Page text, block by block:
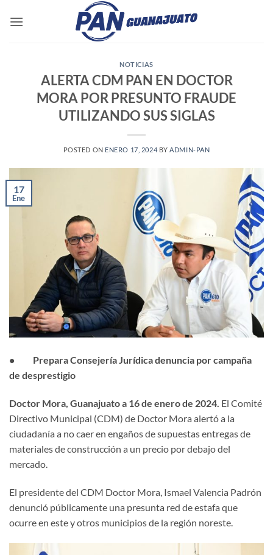
NOTICIAS
ALERTA CDM PAN EN DOCTOR
MORA POR PRESUNTO FRAUDE
UTILIZANDO SUS SIGLAS
POSTED ON ENERO 17, 2024 BY ADMIN-PAN
17
Ene
• Prepara Consejería Jurídica denuncia por campaña
de desprestigio
Doctor Mora, Guanajuato a 16 de enero de 2024. El Comité
Directivo Municipal (CDM) de Doctor Mora alertó a la
ciudadanía a no caer en engaños de supuestas entregas de
materiales de construcción a un precio por debajo del
mercado.
El presidente del CDM Doctor Mora, Ismael Valencia Padrón
denunció públicamente una presunta red de estafa que
ocurre en este y otros municipios de la región noreste.